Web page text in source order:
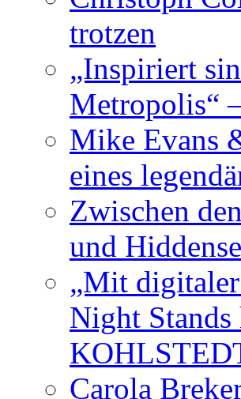
trotzen
„Inspiriert
Metropolis“
Mike Evans
eines
Zwischen
und
„Mit digitaler
Night
Carola